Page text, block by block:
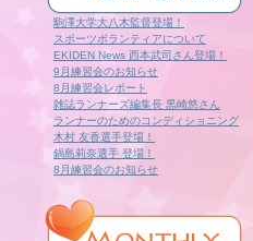
駒澤大学大八木監督登場！
スポーツボランティアについて
EKIDEN News 西本武司さん登場！
9月練習会のお知らせ
8月練習会レポート
雑誌ランナーズ編集長 黒崎悠さん
ランナーのためのコンディショニング
木村 友香選手登場！
鍋島莉奈選手 登場！
8月練習会のお知らせ